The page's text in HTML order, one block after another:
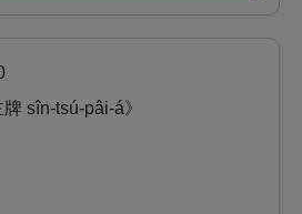
sîn-tsú-pâi-á》